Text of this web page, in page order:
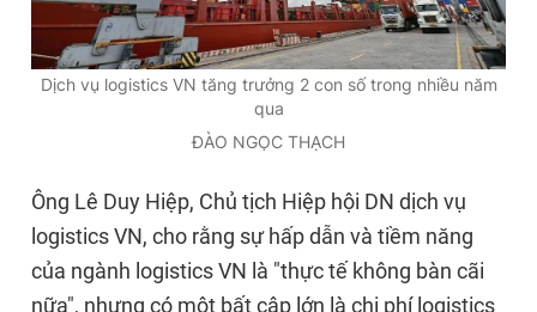
Dịch vụ logistics VN tăng trưởng 2 con số trong nhiều năm
qua
ĐÀO NGỌC THẠCH
Ông Lê Duy Hiệp, Chủ tịch Hiệp hội DN dịch vụ
logistics VN, cho rằng sự hấp dẫn và tiềm năng
của ngành logistics VN là "thực tế không bàn cãi
nữa", nhưng có một bất cập lớn là chi phí logistics